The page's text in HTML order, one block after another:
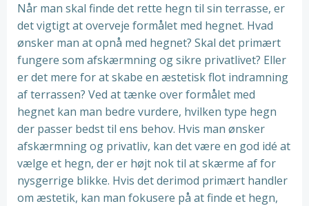
Når man skal finde det rette hegn til sin terrasse, er
det vigtigt at overveje formålet med hegnet. Hvad
ønsker man at opnå med hegnet? Skal det primært
fungere som afskærmning og sikre privatlivet? Eller
er det mere for at skabe en æstetisk flot indramning
af terrassen? Ved at tænke over formålet med
hegnet kan man bedre vurdere, hvilken type hegn
der passer bedst til ens behov. Hvis man ønsker
afskærmning og privatliv, kan det være en god idé at
vælge et hegn, der er højt nok til at skærme af for
nysgerrige blikke. Hvis det derimod primært handler
om æstetik, kan man fokusere på at finde et hegn,